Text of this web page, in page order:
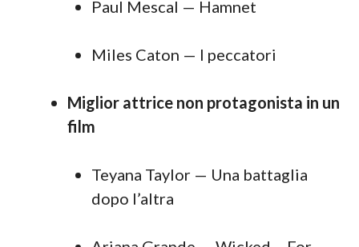
Paul Mescal — Hamnet
Miles Caton — I peccatori
Miglior attrice non protagonista in un
film
Teyana Taylor — Una battaglia
dopo l’altra